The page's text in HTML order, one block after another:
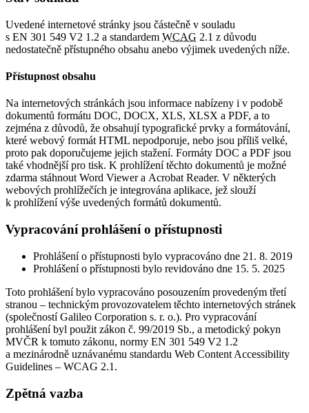
Uvedené internetové stránky jsou částečně v souladu
s EN 301 549 V2 1.2 a standardem WCAG 2.1 z důvodu
nedostatečně přístupného obsahu anebo výjimek uvedených níže.
Přístupnost obsahu
Na internetových stránkách jsou informace nabízeny i v podobě
dokumentů formátu DOC, DOCX, XLS, XLSX a PDF, a to
zejména z důvodů, že obsahují typografické prvky a formátování,
které webový formát HTML nepodporuje, nebo jsou příliš velké,
proto pak doporučujeme jejich stažení. Formáty DOC a PDF jsou
také vhodnější pro tisk. K prohlížení těchto dokumentů je možné
zdarma stáhnout Word Viewer a Acrobat Reader. V některých
webových prohlížečích je integrována aplikace, jež slouží
k prohlížení výše uvedených formátů dokumentů.
Vypracování prohlášení o přístupnosti
Prohlášení o přístupnosti bylo vypracováno dne 21. 8. 2019
Prohlášení o přístupnosti bylo revidováno dne 15. 5. 2025
Toto prohlášení bylo vypracováno posouzením provedeným třetí
stranou – technickým provozovatelem těchto internetových stránek
(společností Galileo Corporation s. r. o.). Pro vypracování
prohlášení byl použit zákon č. 99/2019 Sb., a metodický pokyn
MVČR k tomuto zákonu, normy EN 301 549 V2 1.2
a mezinárodně uznávanému standardu Web Content Accessibility
Guidelines – WCAG 2.1.
Zpětná vazba